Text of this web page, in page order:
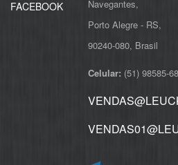
FACEBOOK
Navegantes,
Porto Alegre - RS,
Celular: (51) 98585-